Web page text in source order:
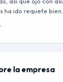
ha ido requete bien.
la empresa